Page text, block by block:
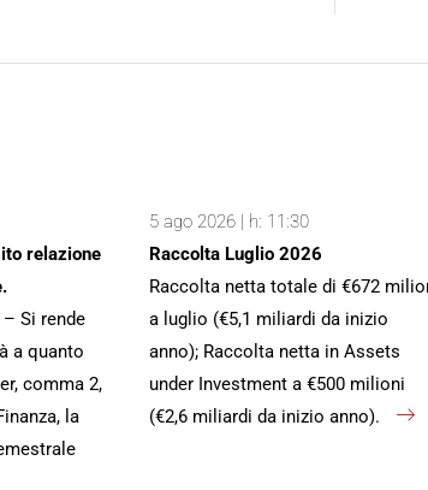
relazione
Si rende
a quanto
comma 2,
la
5 ago 2026 | h: 11:30
Raccolta Luglio 2026
Raccolta netta totale di €672
a luglio (€5,1 miliardi da inizio
anno); Raccolta netta in Assets
under Investment a €500 milioni
(€2,6 miliardi da inizio anno).